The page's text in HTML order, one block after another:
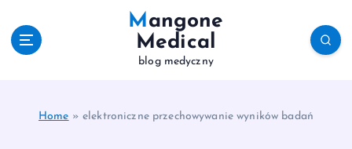
Mangone
Medical
blog medyczny
Home »elektroniczne przechowywanie wyników badań